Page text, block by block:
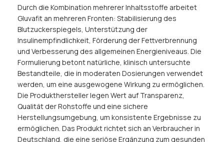
Durch die Kombination mehrerer Inhaltsstoffe arbeitet
Gluvafit an mehreren Fronten: Stabilisierung des
Blutzuckerspiegels, Unterstützung der
Insulinempfindlichkeit, Förderung der Fettverbrennung
und Verbesserung des allgemeinen Energieniveaus. Die
Formulierung betont natürliche, klinisch untersuchte
Bestandteile, die in moderaten Dosierungen verwendet
werden, um eine ausgewogene Wirkung zu ermöglichen.
Die Produkthersteller legen Wert auf Transparenz,
Qualität der Rohstoffe und eine sichere
Herstellungsumgebung, um konsistente Ergebnisse zu
ermöglichen. Das Produkt richtet sich an Verbraucher in
Deutschland, die eine seriöse Ergänzung zum gesunden